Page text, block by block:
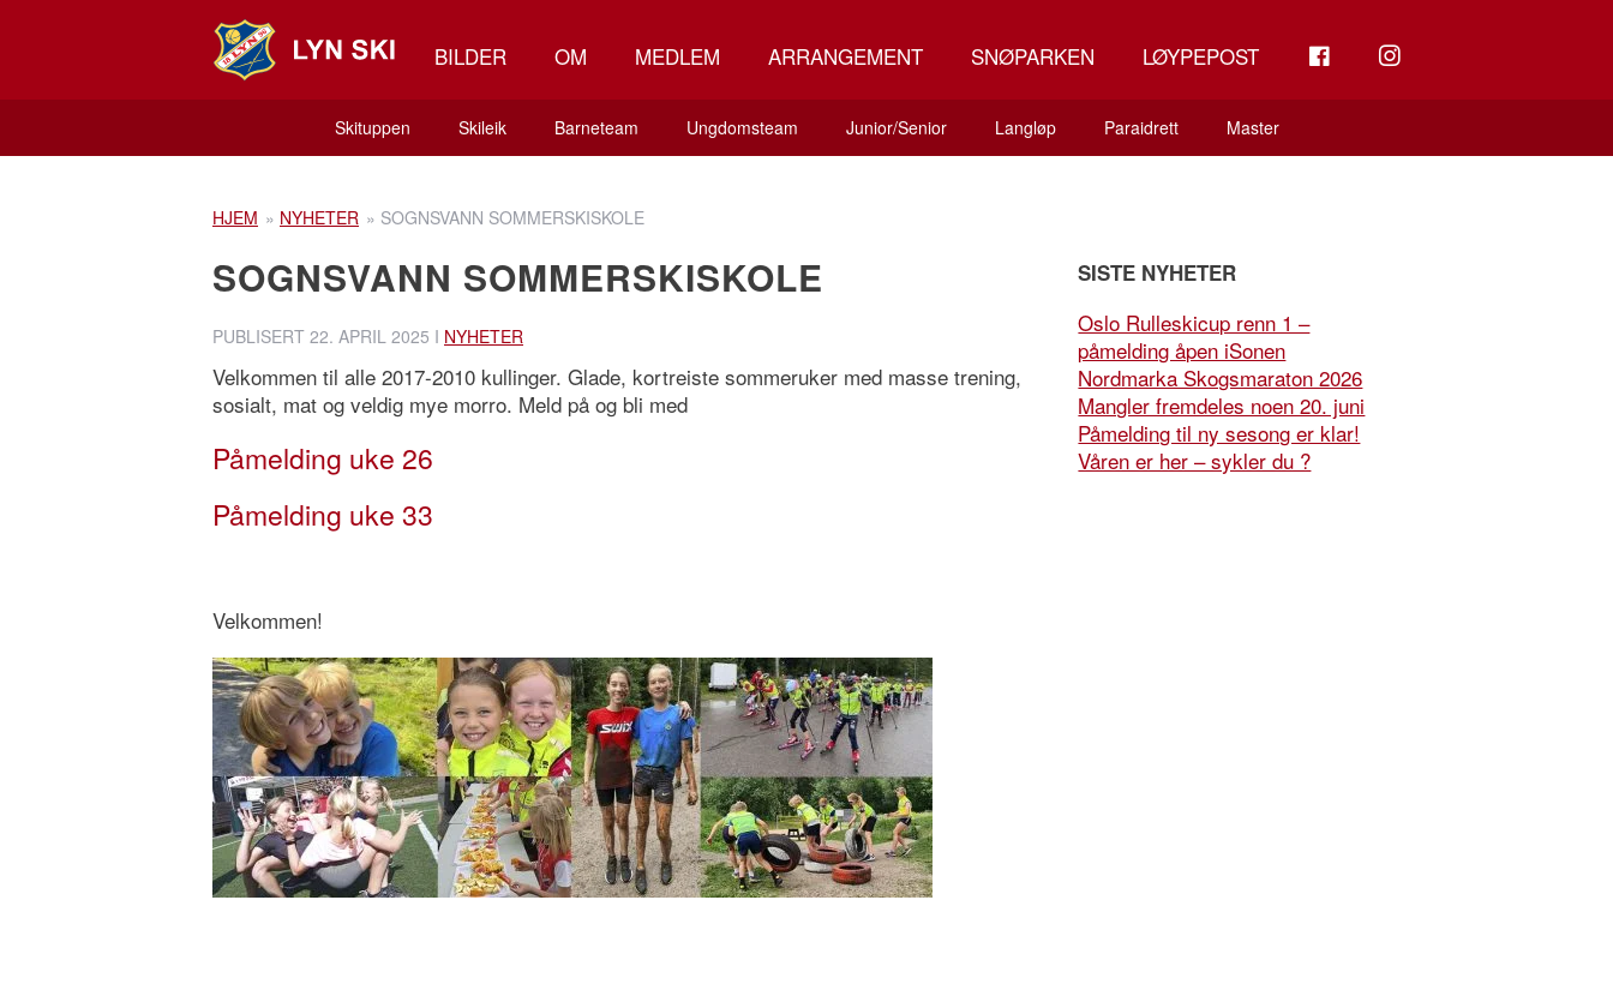
BILDER OM MEDLEM ARRANGEMENT SNØPARKEN LØYPEPOST INSTAGRAM
Skituppen Skileik Barneteam Ungdomsteam Junior/Senior Langløp Paraidrett Master
HJEM » NYHETER » SOGNSVANN SOMMERSKISKOLE
SOGNSVANN SOMMERSKISKOLE
PUBLISERT 22. APRIL 2025 I NYHETER
Velkommen til alle 2017-2010 kullinger. Glade, kortreiste sommeruker med masse trening,
sosialt, mat og veldig mye morro. Meld på og bli med
Påmelding uke 26
Påmelding uke 33
Velkommen!
SISTE NYHETER
Oslo Rulleskicup renn 1 –
påmelding åpen iSonen
Nordmarka Skogsmaraton 2026
Mangler fremdeles noen 20. juni
Påmelding til ny sesong er klar!
Våren er her – sykler du ?